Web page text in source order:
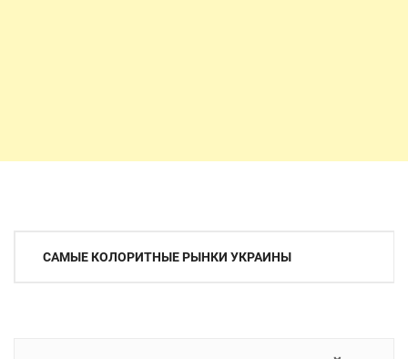
Навигация
САМЫЕ КОЛОРИТНЫЕ РЫНКИ УКРАИНЫ